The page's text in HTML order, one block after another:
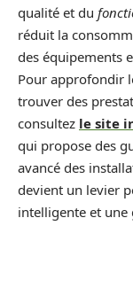
qualité et du
réduit la
des équipements
Pour approfondir
trouver des
consultez le site
qui propose des
avancé des
devient un levier
intelligente et une